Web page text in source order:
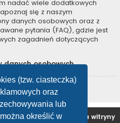
(tzw. ciasteczka)
oraz
lub
określić w
nadać wiele dodatkowych
się z naszym
danych osobowych oraz z
pytania (FAQ), gdzie jest
zagadnień dotyczących
danych osobowych
Usuń ciasteczka witryny